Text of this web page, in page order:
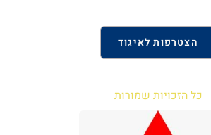
הצטרפות לאיגוד
כל הזכויות שמורות